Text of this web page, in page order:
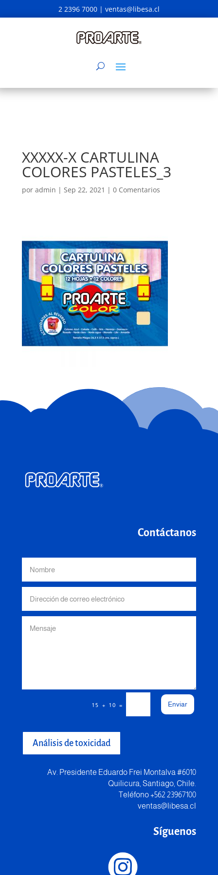
2 2396 7000 | ventas@libesa.cl
XXXXX-X CARTULINA
COLORES PASTELES_3
por admin | Sep 22, 2021 | 0 Comentarios
Contáctanos
15 + 10 = Enviar
Análisis de toxicidad
Av. Presidente Eduardo Frei Montalva #6010
Quilicura, Santiago, Chile.
Teléfono +562 23967100
ventas@libesa.cl
Síguenos